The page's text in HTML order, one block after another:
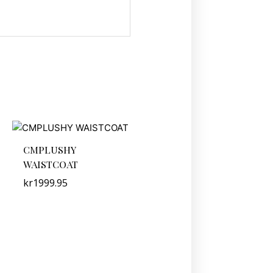
CMPLUSHY
WAISTCOAT
kr1999.95